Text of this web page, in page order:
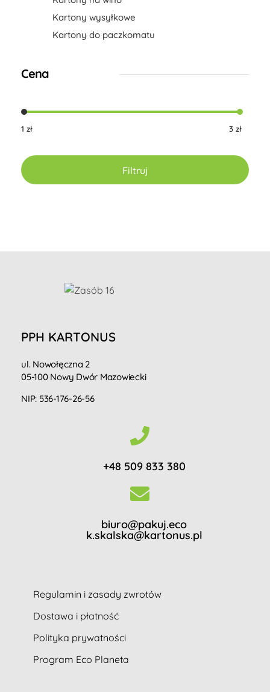
Kartony wysyłkowe
Kartony do paczkomatu
Cena
1 zł 3 zł
Filtruj
PPH KARTONUS
ul. Nowołęczna 2
05-100 Nowy Dwór Mazowiecki
NIP: 536-176-26-56
+48 509 833 380
biuro@pakuj.eco
k.skalska@kartonus.pl
Regulamin i zasady zwrotów
Dostawa i płatność
Polityka prywatności
Program Eco Planeta